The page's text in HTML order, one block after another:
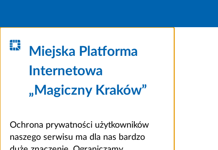
Miejska Platforma
Internetowa
„Magiczny Kraków”
Ochrona prywatności użytkowników
naszego serwisu ma dla nas bardzo